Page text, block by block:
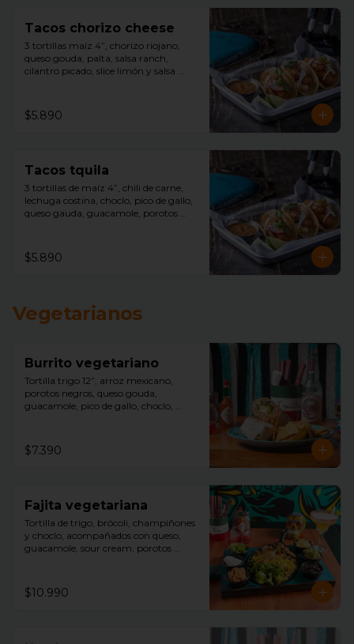
Tacos chorizo cheese
3 tortillas maíz 4”, chorizo riojano,
queso gouda, palta, salsa ranch,
cilantro picado, slice limón y salsa
$5.890
Tacos tquila
3 tortillas de maíz 4”, chili de carne,
lechuga costina, choclo, pico de gallo,
queso gauda, guacamole, porotos
tquila aparte.
$5.890
Vegetarianos
Burrito vegetariano
Tortilla trigo 12”, arroz mexicano,
porotos negros, queso gouda,
guacamole, pico de gallo, choclo,
$7.390
Fajita vegetariana
Tortilla de trigo, brócoli, champiñones
y choclo, acompañados con queso,
guacamole, sour cream, porotos
$10.990